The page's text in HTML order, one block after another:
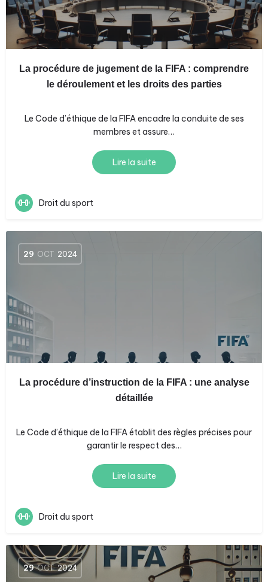
La procédure de jugement de la FIFA : comprendre
le déroulement et les droits des parties
Le Code d’éthique de la FIFA encadre la conduite de ses
membres et assure…
Lire la suite
Droit du sport
29 OCT 2024
La procédure d’instruction de la FIFA : une analyse
détaillée
Le Code d’éthique de la FIFA établit des règles précises pour
garantir le respect des…
Lire la suite
Droit du sport
29 OCT 2024